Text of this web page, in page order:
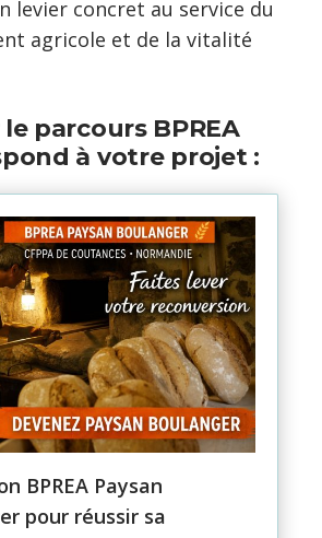
levier concret au service du
agricole et de la vitalité
parcours BPREA
à votre projet :
BPREA Paysan
pour réussir sa